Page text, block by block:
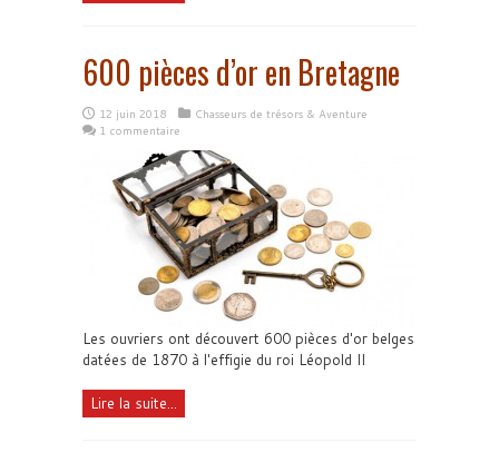
600 pièces d’or en Bretagne
12 juin 2018
Chasseurs de trésors & Aventure
1 commentaire
Les ouvriers ont découvert 600 pièces d'or belges
datées de 1870 à l'effigie du roi Léopold II
Lire la suite...